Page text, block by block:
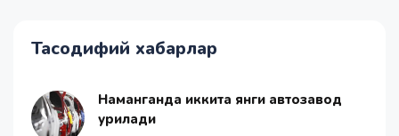
Тасодифий хабарлар
Наманганда иккита янги автозавод
қурилади